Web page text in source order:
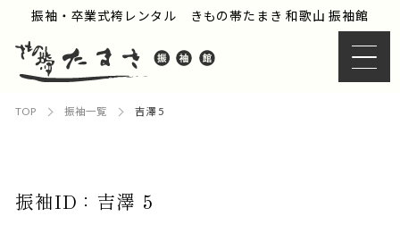
振袖・卒業式袴レンタル きもの帯たまき 和歌山 振袖館
TOP 振袖一覧 吉澤 5
振袖ID：吉澤 5